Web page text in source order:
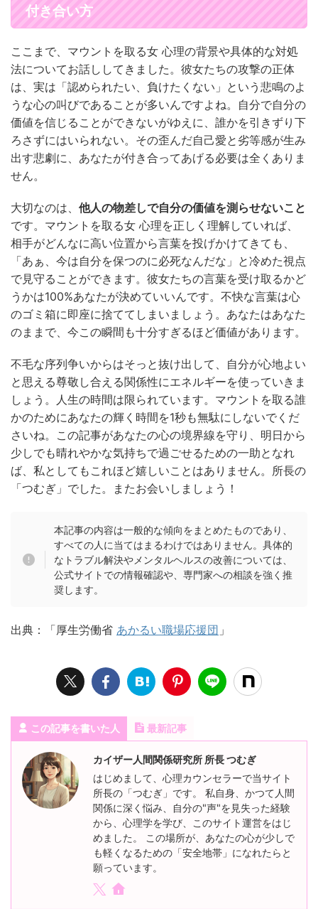
付き合い方
ここまで、マウントを取る女 心理の背景や具体的な対処
法についてお話ししてきました。彼女たちの攻撃の正体
は、実は「認められたい、負けたくない」という悲鳴のよ
うな心の叫びであることが多いんですよね。自分で自分の
価値を信じることができないがゆえに、誰かを引きずり下
ろさずにはいられない。その歪んだ自己愛と劣等感が生み
出す悲劇に、あなたが付き合ってあげる必要は全くありま
せん。
大切なのは、 他人の物差しで自分の価値を測らせないこと
です。マウントを取る女 心理を正しく理解していれば、
相手がどんなに高い位置から言葉を投げかけてきても、
「あぁ、今は自分を保つのに必死なんだな」と冷めた視点
で見守ることができます。彼女たちの言葉を受け取るかど
うかは100%あなたが決めていいんです。不快な言葉は心
のゴミ箱に即座に捨ててしまいましょう。あなたはあなた
のままで、今この瞬間も十分すぎるほど価値があります。
不毛な序列争いからはそっと抜け出して、自分が心地よい
と思える尊敬し合える関係性にエネルギーを使っていきま
しょう。人生の時間は限られています。マウントを取る誰
かのためにあなたの輝く時間を1秒も無駄にしないでくだ
さいね。この記事があなたの心の境界線を守り、明日から
少しでも晴れやかな気持ちで過ごせるための一助となれ
ば、私としてもこれほど嬉しいことはありません。所長の
「つむぎ」でした。またお会いしましょう！
本記事の内容は一般的な傾向をまとめたものであり、
すべての人に当てはまるわけではありません。具体的
なトラブル解決やメンタルヘルスの改善については、
公式サイトでの情報確認や、専門家への相談を強く推
奨します。
出典：「厚生労働省 あかるい職場応援団 」
この記事を書いた人 最新記事
カイザー人間関係研究所 所長 つむぎ
はじめまして、心理カウンセラーで当サイト
所長の「つむぎ」です。 私自身、かつて人間
関係に深く悩み、自分の"声"を見失った経験
から、心理学を学び、このサイト運営をはじ
めました。 この場所が、あなたの心が少しで
も軽くなるための「安全地帯」になれたらと
願っています。